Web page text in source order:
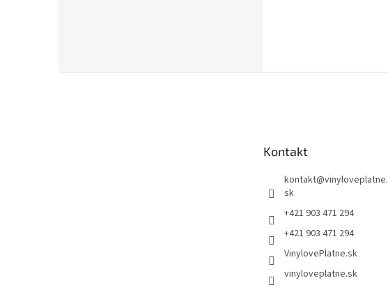
Kontakt
kontakt@vinyloveplatne.
sk
+421 903 471 294
+421 903 471 294
VinylovePlatne.sk
vinyloveplatne.sk